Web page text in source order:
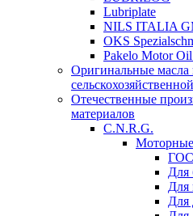
Lubriplate
NILS ITALIA
OKS
Pakelo Motor
Оригинальные масла
Отечественные
материалов
C.N.R.G.
Для
Для
Для